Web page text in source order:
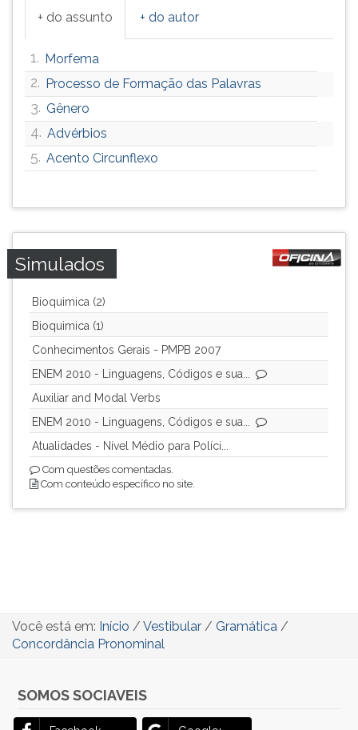
+ do assunto + do autor
1. Morfema
2. Processo de Formação das Palavras
3. Gênero
4. Advérbios
5. Acento Circunflexo
Simulados
Bioquimica (2)
Bioquimica (1)
Conhecimentos Gerais - PMPB 2007
ENEM 2010 - Linguagens, Códigos e sua...
Auxiliar and Modal Verbs
ENEM 2010 - Linguagens, Códigos e sua...
Atualidades - Nível Médio para Políci...
Com questões comentadas.
Com conteúdo específico no site.
Você está em: Início / Vestibular / Gramática /
Concordância Pronominal
SOMOS SOCIAVEIS